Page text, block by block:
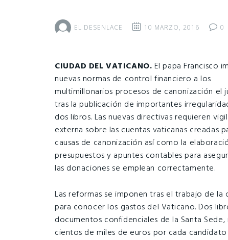
EL DESENLACE 10 MARZO, 2016
0
CIUDAD DEL VATICANO.El papa Francisco
nuevas normas de control financiero a los
multimillonarios procesos de canonización el
tras la publicación de importantes
dos libros. Las nuevas directivas requieren
externa sobre las cuentas vaticanas creadas
causas de canonización así como la
presupuestos y apuntes contables para
las donaciones se emplean correctamente.
Las reformas se imponen tras el trabajo de
para conocer los gastos del Vaticano. Dos
documentos confidenciales de la Santa
cientos de miles de euros por cada